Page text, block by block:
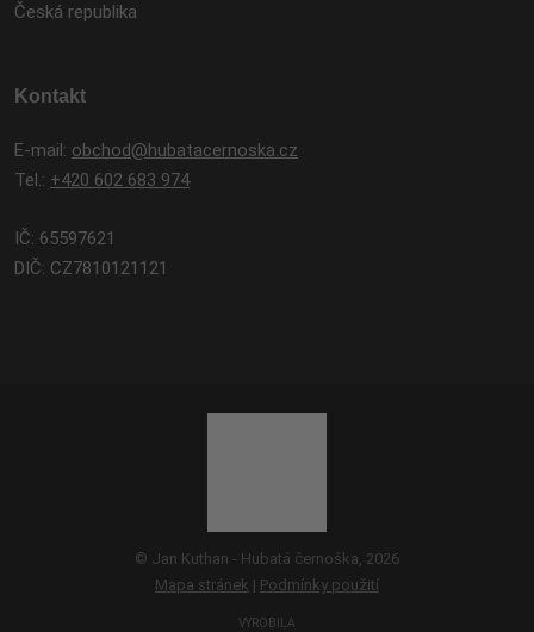
Česká republika
Kontakt
E-mail: obchod@hubatacernoska.cz
Tel.: +420 602 683 974
IČ: 65597621
DIČ: CZ7810121121
© Jan Kuthan - Hubatá černoška, 2026
Mapa stránek | Podmínky použití
VYROBILA